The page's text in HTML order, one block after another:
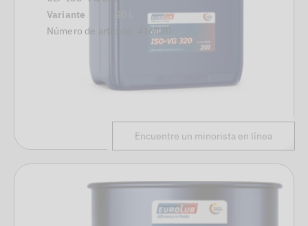
Variante
Número de artículo
416020
Encuentre un minorista en línea